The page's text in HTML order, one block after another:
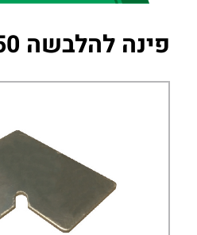
פינה להלבשה 50 אלומיניום